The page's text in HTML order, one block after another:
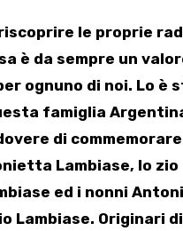
è da sempre un
ognuno di noi. Lo è
famiglia
di
Lambiase, lo zio
ed i nonni
Lambiase. Originari